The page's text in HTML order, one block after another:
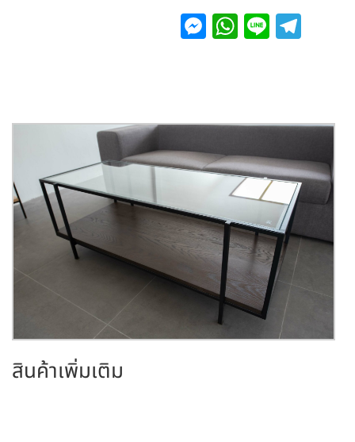
M
e
n
g
er
W
A
p
p
Li
a
m
สินค้าเพิ่มเติม